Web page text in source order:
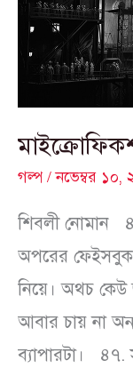
গল্প/নভেম্বর ১০,
শিবলী নোমান
অপরের ফেইসবুক
নিয়ে। অথচ
আবার চায় না
ব্যাপারটা। ৪৭.